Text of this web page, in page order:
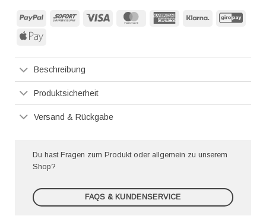
PayPal Sofort MasterCard American
Klarna
Apple
Beschreibung
Produktsicherheit
Versand & Rückgabe
Du hast Fragen zum Produkt oder allgemein zu unserem
Shop?
FAQS & KUNDENSERVICE